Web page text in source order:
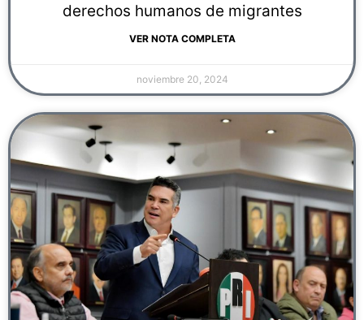
derechos humanos de migrantes
VER NOTA COMPLETA
noviembre 20, 2024